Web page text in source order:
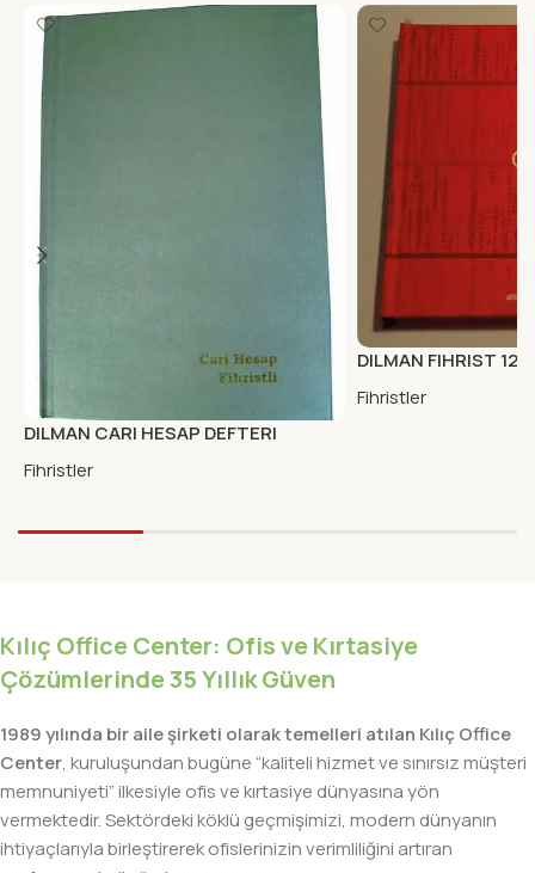
DILMAN CARI HESAP DEFTERI
Fihristler
DILMAN FIHRIST
Fihristler
Kılıç Office Center: Ofis ve Kırtasiye
Çözümlerinde 35 Yıllık Güven
1989 yılında bir aile şirketi olarak temelleri atılan Kılıç Office
Center, kuruluşundan bugüne “kaliteli hizmet ve sınırsız müşteri
memnuniyeti” ilkesiyle ofis ve kırtasiye dünyasına yön
vermektedir. Sektördeki köklü geçmişimizi, modern dünyanın
ihtiyaçlarıyla birleştirerek ofislerinizin verimliliğini artıran